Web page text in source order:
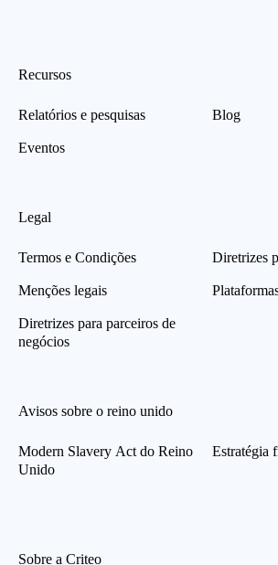
Recursos
Relatórios e pesquisas
Eventos
Blog
Legal
Termos e Condições
Menções legais
Diretrizes para parceiros de
negócios
Diretrizes
Avisos sobre o reino unido
Modern Slavery Act do Reino
Unido
Estratégia
Sobre a Criteo